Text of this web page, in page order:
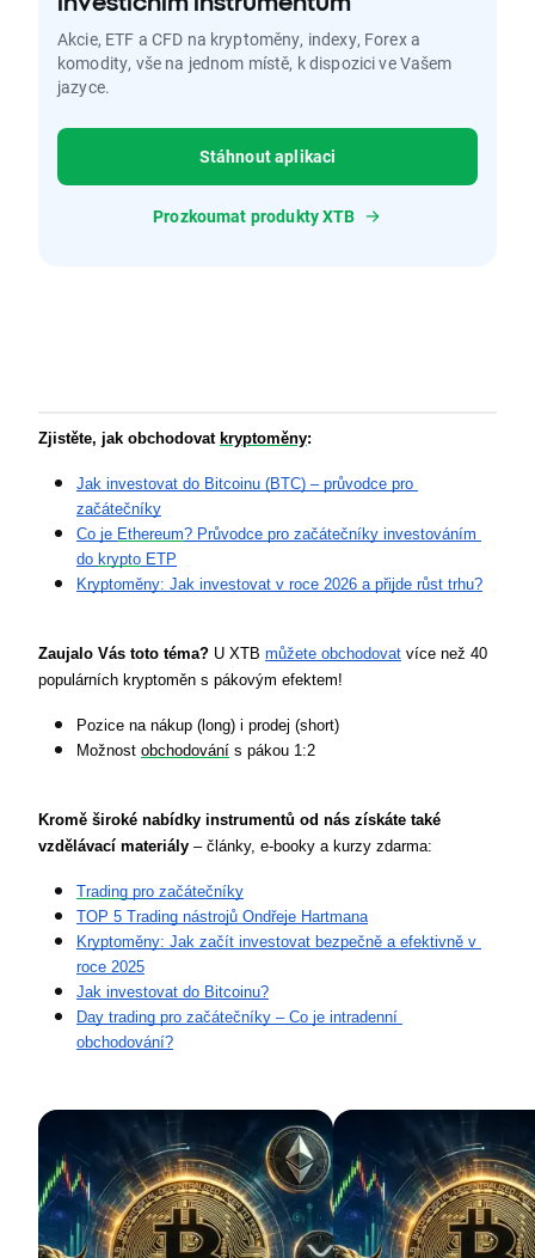
Akcie, ETF a CFD na kryptoměny, indexy, Forex a
komodity, vše na jednom místě, k dispozici ve Vašem
jazyce.
Stáhnout aplikaci
Prozkoumat produkty XTB
Zjistěte, jak obchodovat kryptoměny:
Jak investovat do Bitcoinu (BTC) – průvodce pro
začátečníky
Co je Ethereum? Průvodce pro začátečníky investováním
do krypto ETP
Kryptoměny: Jak investovat v roce 2026 a přijde růst trhu?
Zaujalo Vás toto téma? U XTB můžete obchodovat více než 40
populárních kryptoměn s pákovým efektem!
Pozice na nákup (long) i prodej (short)
Možnost obchodování s pákou 1:2
Kromě široké nabídky instrumentů od nás získáte také
vzdělávací materiály – články, e-booky a kurzy zdarma:
Trading pro začátečníky
TOP 5 Trading nástrojů Ondřeje Hartmana
Kryptoměny: Jak začít investovat bezpečně a efektivně v
roce 2025
Jak investovat do Bitcoinu?
Day trading pro začátečníky – Co je intradenní
obchodování?